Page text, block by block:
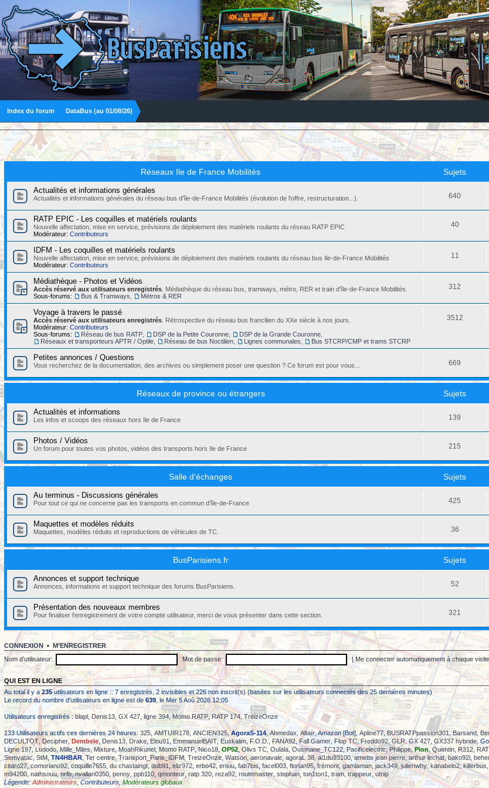
Index du forum DataBus (au 01/08/26)
Réseaux Ile de France Mobilités Sujets
Actualités et informations générales
Actualités et informations générales du réseau bus d'île-de-France Mobilités (évolution de l'offre, restructuration...). 640
RATP EPIC - Les coquilles et matériels roulants
Nouvelle affectation, mise en service, prévisions de déploiement des matériels roulants du réseau RATP EPIC
Modérateur: Contributeurs
40
IDFM - Les coquilles et matériels roulants
Nouvelle affectation, mise en service, prévisions de déploiement des matériels roulants du réseau bus Ile-de-France Mobilités
Modérateur: Contributeurs
11
Médiathèque - Photos et Vidéos
Accès réservé aux utilisateurs enregistrés . Médiathèque du réseau bus, tramways, métro, RER et train d'île-de-France Mobilités.
Sous-forums:
Bus & Tramways Métros & RER
312
Voyage à travers le passé
Accès réservé aux utilisateurs enregistrés . Rétrospective du réseau bus francilien du XXe siècle à nos jours.
Modérateur: Contributeurs
Sous-forums:
Réseau de bus RATP DSP de la Petite Couronne DSP de la Grande Couronne
Réseaux et transporteurs APTR / Optile
Réseau de bus Noctilien Lignes communales Bus STCRP/CMP et trams STCRP
3512
Petites annonces / Questions
Vous recherchez de la documentation, des archives ou simplement poser une question ? Ce forum est pour vous... 669
Réseaux de province ou étrangers Sujets
Actualités et informations
Les infos et scoops des réseaux hors Ile de France 139
Photos / Vidéos
Un forum pour toutes vos photos, vidéos des transports hors Ile de France 215
Salle d'échanges Sujets
Au terminus - Discussions générales
Pour tout ce qui ne concerne pas les transports en commun d'île-de-France 425
Maquettes et modèles réduits
Maquettes, modèles réduits et reproductions de véhicules de TC. 36
BusParisiens.fr Sujets
Annonces et support technique
Annonces, informations et support technique des forums BusParisiens. 52
Présentation des nouveaux membres
Pour finaliser l'enregistrement de votre compte utilisateur, merci de vous présenter dans cette section. 321
CONNEXION • M’ENREGISTRER
Nom d’utilisateur:
Mot de passe: |Me connecter automatiquement à chaque
QUI EST EN LIGNE
Au total il y a 235utilisateurs en ligne :: 7 enregistrés, 2 invisibles et 226 non inscrit(s) (basées sur les utilisateurs connectés des 25 dernières minutes)
Le record du nombre d’utilisateurs en ligne est de639, le Mer 5 Aoû 2026 12:05
Utilisateurs enregistrés : blapl,Denis13 GX 427 ligne 394, Momo RATP, RATP 174,TreizeOnze
133 Utilisateurs actifs ces dernières 24 heures: 325 AMTUIR178 ANCIEN325,AgoraS-114,Ahmedax Altaïr, Amazon [Bot], Apline77,BUSRATPpassion301,Barsand
DECULTOT Decipher,Dembele,Denis13 Drake Elou91, EmmanuelBAIT ,Euskalim F.O.D., FANA92,Fall Gamer Flop TC,Freddo92,GLR,GX 427 GX337 hybride,
Ligne 197 ,Ludodo Mille_Miles ,Mixture ,MoahRikunel,Momo RATP Nico18 ,OP52,Olivs TC ,Oulala,Ousmane_TC122, Pacificelectric,Philippe,Pion, Quentin, R312
Semvatac,StM,TN4HBAR ,Ter centre ,Transport_Paris_IDFM TreizeOnze Watson,aeronavale agoraL 38,al1du93100,amette jean pierre,arthur lechat,bako92i
citaro27,comoriano92,coquille7655 du chastaingt dub91 eliz972 erbo42 erisiu fab7bis,facel003 florian95 frémont gamlaman,jack349,julienwhy,kanabelo2,killerbus
m94200 ,nathsouu,nrfb,nvallan0350 penny ppb110,qmonteur ratp 320 reza92,routemaster stephan ton1ton1 tram,trappeur ,utnip
Légende: Administrateurs,Contributeurs,Modérateurs globaux